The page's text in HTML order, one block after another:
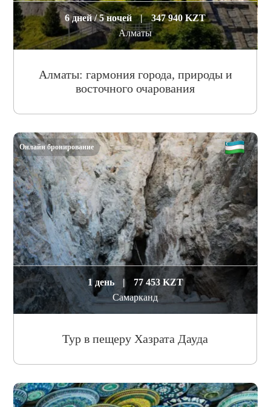
6 дней / 5 ночей |
347 940 KZT
Алматы
Алматы: гармония города, природы и
восточного очарования
1 день |
77 453 KZT
Самарканд
Тур в пещеру Хазрата Дауда
Онлайн бронирование